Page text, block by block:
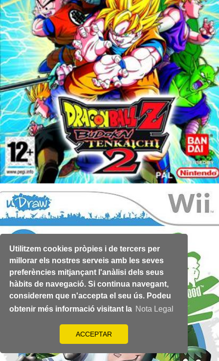
Utilitzem cookies pròpies i de tercers per
millorar els nostres serveis amb les seves
preferències mitjançant l'anàlisi dels seus
hàbits de navegació. Si continua navegant,
considerem que n'accepta el seu ús. Podeu
obtenir més informació visitant la Nota Legal
ACCEPTAR